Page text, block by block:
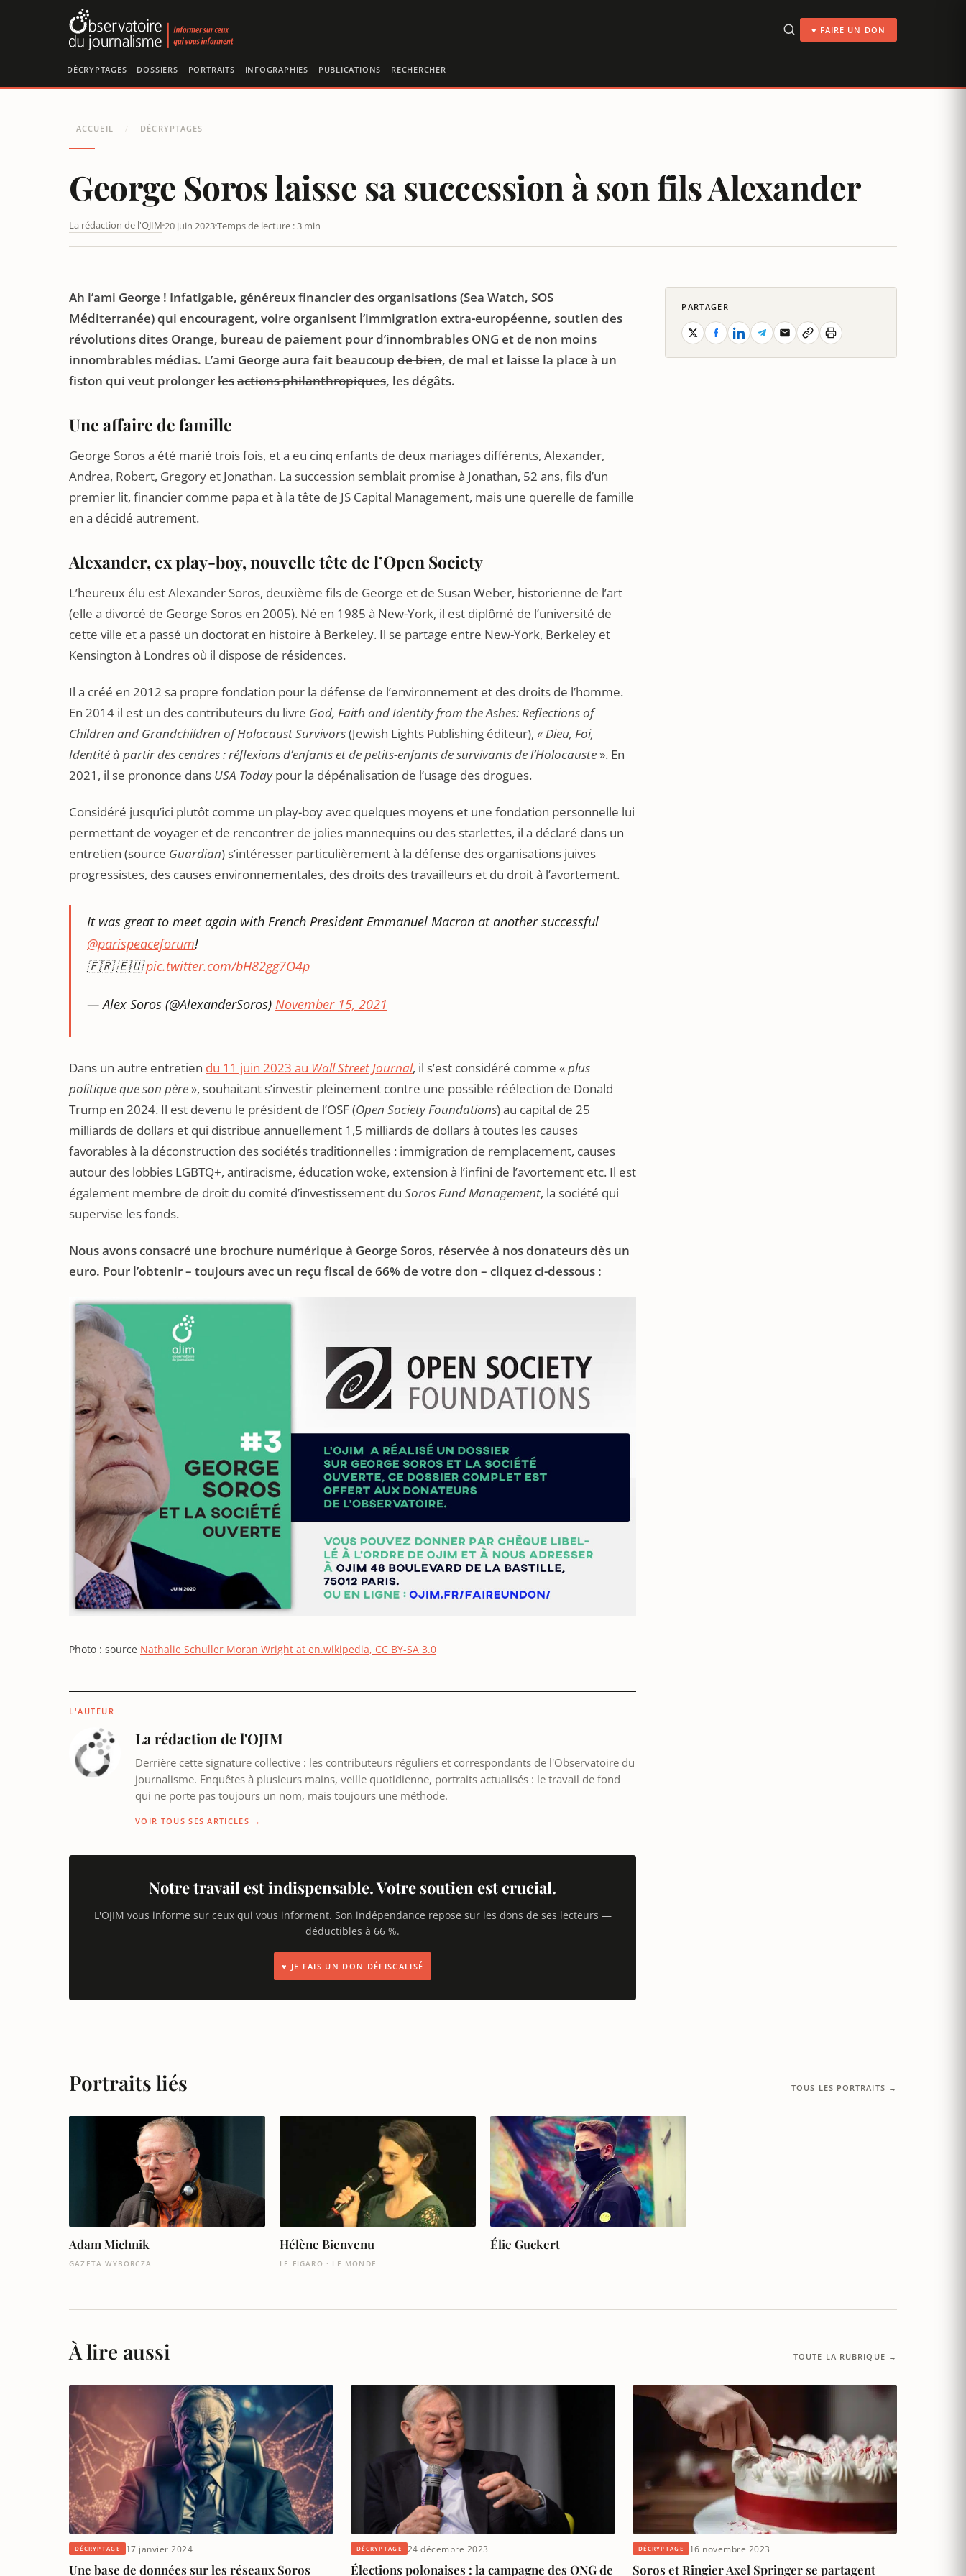
♥ FAIRE UN DON
DÉCRYPTAGES DOSSIERS PORTRAITS INFOGRAPHIES PUBLICATIONS RECHERCHER
ACCUEIL / DÉCRYPTAGES
George Soros laisse sa succession à son fils Alexander
La rédaction de l'OJIM 20 juin 2023Temps de lecture : 3 min
GEORGE SOROS LAISSE SA SUCCESSION À SON FILS ALEXANDER
Ah l’ami George ! Infatigable, généreux financier des organisations (Sea Watch, SOS
Méditerranée) qui encouragent, voire organisent l’immigration extra-européenne, soutien des
révolutions dites Orange, bureau de paiement pour d’innombrables ONG et de non moins
innombrables médias. L’ami George aura fait beaucoup de bien, de mal et laisse la place à un
fiston qui veut prolongerlesactions philanthropiques, les dégâts.
Une affaire de famille
George Soros a été marié trois fois, et a eu cinq enfants de deux mariages différents, Alexander,
Andrea, Robert, Gregory et Jonathan. La succession semblait promise à Jonathan, 52 ans, fils d’un
premier lit, financier comme papa et à la tête de JS Capital Management, mais une querelle de famille
en a décidé autrement.
Alexander, ex play-boy, nouvelle tête de l’Open Society
L’heureux élu est Alexander Soros, deuxième fils de George et de Susan Weber, historienne de l’art
(elle a divorcé de George Soros en 2005). Né en 1985 à New-York, il est diplômé de l’université de
cette ville et a passé un doctorat en histoire à Berkeley. Il se partage entre New-York, Berkeley et
Kensington à Londres où il dispose de résidences.
Il a créé en 2012 sa propre fondation pour la défense de l’environnement et des droits de l’homme.
En 2014 il est un des contributeurs du livre God, Faith and Identity from the Ashes: Reflections of
Children and Grandchildren of Holocaust Survivors(Jewish Lights Publishing éditeur), « Dieu, Foi,
Identité à partir des cendres : réflexions d’enfants et de petits-enfants de survivants de l’Holocauste ». En
2021, il se prononce dans USA Todaypour la dépénalisation de l’usage des drogues.
Considéré jusqu’ici plutôt comme un play-boy avec quelques moyens et une fondation personnelle lui
permettant de voyager et de rencontrer de jolies mannequins ou des starlettes, il a déclaré dans un
entretien (source Guardian) s’intéresser particulièrement à la défense des organisations juives
progressistes, des causes environnementales, des droits des travailleurs et du droit à l’avortement.
It was great to meet again with French President Emmanuel Macron at another successful
@parispeaceforum!
🇫🇷 🇪🇺pic.twitter.com/bH82gg7O4p
— Alex Soros (@AlexanderSoros) November 15, 2021
Dans un autre entretien du 11 juin 2023 au Wall Street Journal, il s’est considéré comme «plus
politique que son père », souhaitant s’investir pleinement contre une possible réélection de Donald
Trump en 2024. Il est devenu le président de l’OSF (Open Society Foundations) au capital de 25
milliards de dollars et qui distribue annuellement 1,5 milliards de dollars à toutes les causes
favorables à la déconstruction des sociétés traditionnelles : immigration de remplacement, causes
autour des lobbies LGBTQ+, antiracisme, éducation woke, extension à l’infini de l’avortement etc. Il est
également membre de droit du comité d’investissement du ­ Soros Fund Management, la société qui
supervise les fonds.
Nous avons consacré une brochure numérique à George Soros, réservée à nos donateurs dès un
euro. Pour l’obtenir – toujours avec un reçu fiscal de 66% de votre don – cliquez ci-dessous :
Photo : source Nathalie Schuller Moran Wright at en.wikipedia, CC BY-SA 3.0
L'AUTEUR
La rédaction de l'OJIM
Derrière cette signature collective : les contributeurs réguliers et correspondants de l'Observatoire du
journalisme. Enquêtes à plusieurs mains, veille quotidienne, portraits actualisés : le travail de fond
qui ne porte pas toujours un nom, mais toujours une méthode.
VOIR TOUS SES ARTICLES →
Notre travail est indispensable. Votre soutien est crucial.
L'OJIM vous informe sur ceux qui vous informent. Son indépendance repose sur les dons de ses lecteurs —
déductibles à 66 %.
♥ JE FAIS UN DON DÉFISCALISÉ
PARTAGER
Portraits liés TOUS LES PORTRAITS →
Adam Michnik
GAZETA WYBORCZA
Hélène Bienvenu
LE FIGARO · LE MONDE
Élie Guckert
À lire aussi TOUTE LA RUBRIQUE →
DÉCRYPTAGE 17 janvier 2024
Une base de données sur les réseaux Soros
DÉCRYPTAGE 24 décembre 2023
Élections polonaises : la campagne des ONG de
DÉCRYPTAGE 16 novembre 2023
Soros et Ringier Axel Springer se partagent
Panneau de gestion des cookies